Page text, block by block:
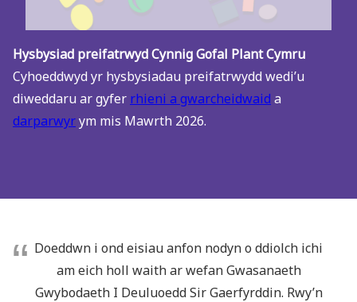
Hysbysiad preifatrwyd Cynnig Gofal Plant Cymru
Cyhoeddwyd yr hysbysiadau preifatrwydd wedi’u
diweddaru ar gyfer rhieni a gwarcheidwaid a
darparwyrym mis Mawrth 2026.
Doeddwn i ond eisiau anfon nodyn o ddiolch ichi
am eich holl waith ar wefan Gwasanaeth
Gwybodaeth I Deuluoedd Sir Gaerfyrddin. Rwy’n